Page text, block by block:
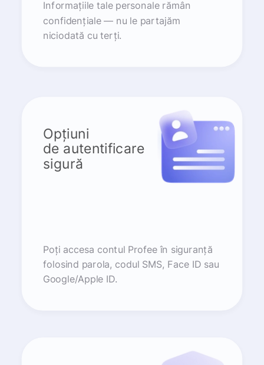
Informațiile tale personale rămân
confidențiale — nu le partajăm
niciodată cu terți.
Opțiuni
de autentificare
sigură
Poți accesa contul Profee în siguranță
folosind parola, codul SMS, Face ID sau
Google/Apple ID.